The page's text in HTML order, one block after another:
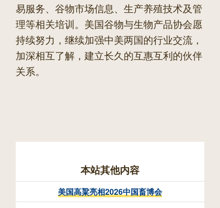
易服务、谷物市场信息、生产养殖技术及管
理等相关培训。美国谷物与生物产品协会愿
持续努力，继续加强中美两国的行业交流，
加深相互了解，建立长久的互惠互利的伙伴
关系。
本站其他内容
美国高粱亮相2026中国畜博会